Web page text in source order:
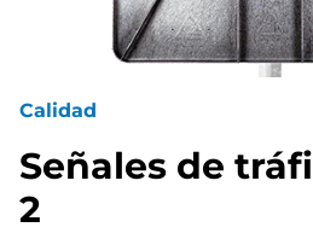
Calidad
Señales de
2